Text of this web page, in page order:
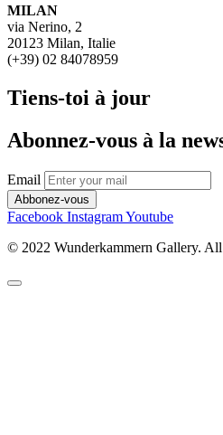
MILAN
via Nerino, 2
20123 Milan, Italie
(+39) 02 84078959
Tiens-toi à jour
Abonnez-vous à la
Email
Abbonez-vous
Facebook InstagramYoutube
© 2022 Wunderkammern Gallery.